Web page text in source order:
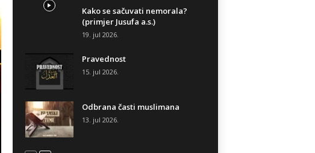
Kako se sačuvati nemorala?
(primjer Jusufa a.s.)
19. jul 2026.
Pravednost
15. jul 2026.
Odbrana časti muslimana
13. jul 2026.